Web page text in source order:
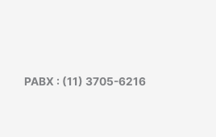
PABX : (11) 3705-6216